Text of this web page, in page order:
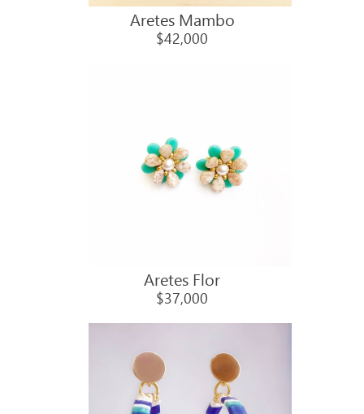
Aretes Mambo
$42,000
Aretes Flor
$37,000